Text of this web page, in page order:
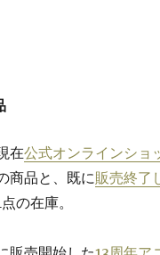
在公式オンラインショ
商品と、既に販売終了
の在庫。